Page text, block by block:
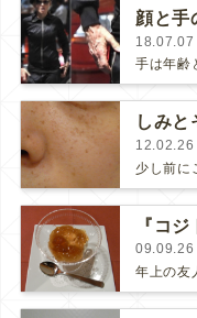
18.07.07
しみと
12.02.26
『コ
09.09.26